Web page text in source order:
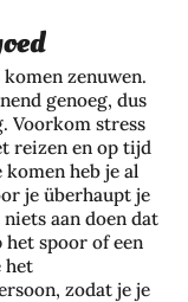
zenuwen.
genoeg, dus
Voorkom stress
reizen en op tijd
heb je al
je überhaupt je
aan doen dat
spoor of een
het
zodat je je